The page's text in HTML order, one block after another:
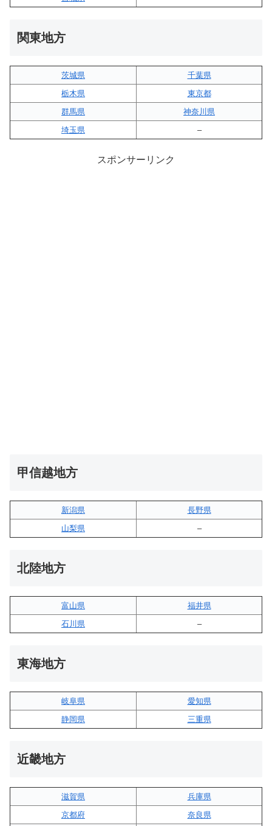
関東地方
茨城県
千葉県
栃木県
東京都
群馬県
神奈川県
埼玉県
–
スポンサーリンク
甲信越地方
新潟県
長野県
山梨県
–
北陸地方
富山県
福井県
石川県
–
東海地方
岐阜県
愛知県
静岡県
三重県
近畿地方
滋賀県
兵庫県
京都府
奈良県